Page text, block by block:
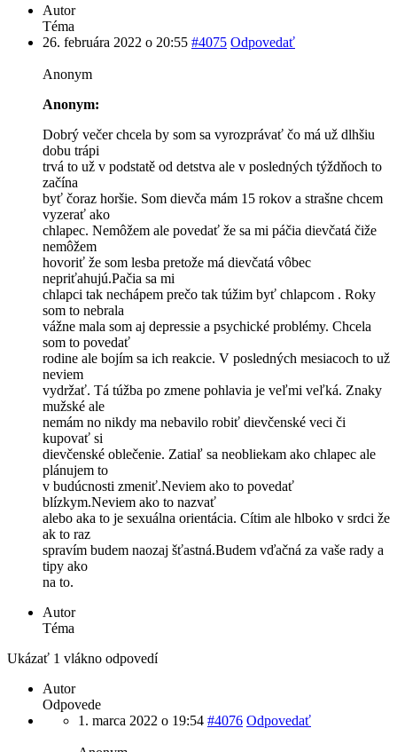
Autor
Téma
26. februára 2022 o 20:55 #4075 Odpovedať
Anonym
Anonym:
Dobrý večer chcela by som sa vyrozprávať čo má už dlhšiu
dobu trápi
trvá to už v podstatě od detstva ale v posledných týždňoch to
začína
byť čoraz horšie. Som dievča mám 15 rokov a strašne chcem
vyzerať ako
chlapec. Nemôžem ale povedať že sa mi páčia dievčatá čiže
nemôžem
hovoriť že som lesba pretože má dievčatá vôbec
nepriťahujú.Pačia sa mi
chlapci tak nechápem prečo tak túžim byť chlapcom . Roky
som to nebrala
vážne mala som aj depressie a psychické problémy. Chcela
som to povedať
rodine ale bojím sa ich reakcie. V posledných mesiacoch to už
neviem
vydržať. Tá túžba po zmene pohlavia je veľmi veľká. Znaky
mužské ale
nemám no nikdy ma nebavilo robiť dievčenské veci či
kupovať si
dievčenské oblečenie. Zatiaľ sa neobliekam ako chlapec ale
plánujem to
v budúcnosti zmeniť.Neviem ako to povedať
blízkym.Neviem ako to nazvať
alebo aka to je sexuálna orientácia. Cítim ale hlboko v srdci že
ak to raz
spravím budem naozaj šťastná.Budem vďačná za vaše rady a
tipy ako
na to.
Autor
Téma
Ukázať 1 vlákno odpovedí
Autor
Odpovede
1. marca 2022 o 19:54 #4076 Odpovedať